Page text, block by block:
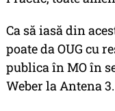
Ca să iasă din
poate da OUG cu
publica în MO în
Weber la Antena 3.